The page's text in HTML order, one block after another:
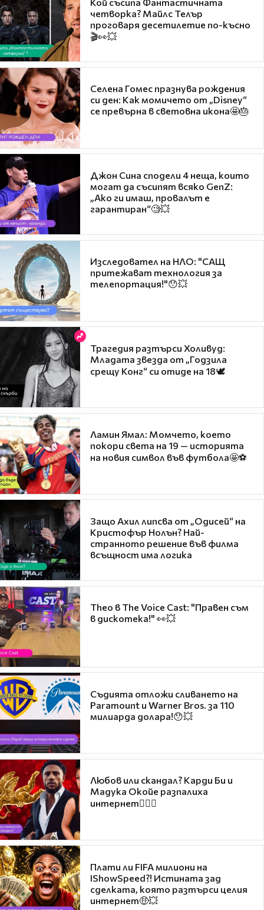
четворка? Майлс Телър
проговаря десетилетие по-късно
🎬👀💥
Селена Гомес празнува рождения
си ден: Как момичето от „Disney“
се превърна в световна икона🤩🎂
Джон Сина сподели 4 неща, които
могат да съсипят всяко GenZ:
„Ако ги имаш, провалът е
гарантиран“🧐💥
Изследовател на НЛО: "САЩ
притежават технология за
телепортация!"😯💥
Трагедия разтърси Холивуд:
Младата звезда от „Годзила
срещу Конг“ си отиде на 18🕊️
Ламин Ямал: Момчето, което
покори света на 19 — историята
на новия символ във футбола🤩⚽
Защо Ахил липсва от „Одисей“ на
Кристофър Нолън? Най-
странното решение във филма
всъщност има логика
Theo в The Voice Cast: "Правен съм
в дискотека!" 👀💥
Съдията отложи сливането на
Paramount и Warner Bros. за 110
милиарда долара!😯💥
Любов или скандал? Карди Би и
Мадука Окойе разпалиха
интернет❤️‍🔥🔥
Плати ли FIFA милиони на
IShowSpeed?! Истината зад
сделката, която разтърси целия
интернет🤑💥